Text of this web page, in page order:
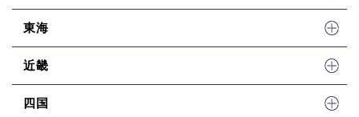
東海
近畿
四国